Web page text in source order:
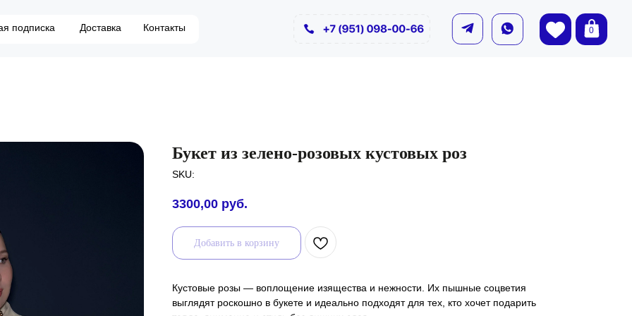
Контакты Доставка
подписка Контакты 0
Букет из зелено-розовых кустовых роз
SKU:
3300,00 руб.
Добавить в корзину
Кустовые розы — воплощение изящества и нежности. Их пышные соцветия
выглядят роскошно в букете и идеально подходят для тех, кто хочет подарить